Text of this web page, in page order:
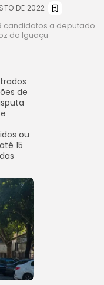
DE 2022
candidatos a deputado
do Iguaçu
de
ou
15